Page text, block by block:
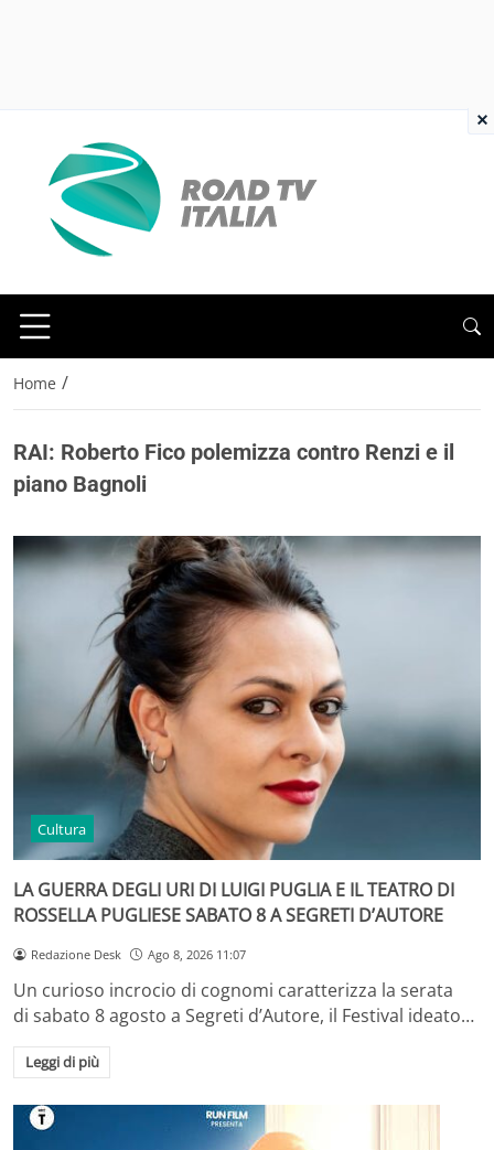
Home /
RAI: Roberto Fico polemizza contro Renzi e il
piano Bagnoli
Cultura
LA GUERRA DEGLI URI DI LUIGI PUGLIA E IL TEATRO DI
ROSSELLA PUGLIESE SABATO 8 A SEGRETI D’AUTORE
Redazione Desk Ago 8, 2026 11:07
Un curioso incrocio di cognomi caratterizza la serata
di sabato 8 agosto a Segreti d’Autore, il Festival ideato…
Leggi di più
×